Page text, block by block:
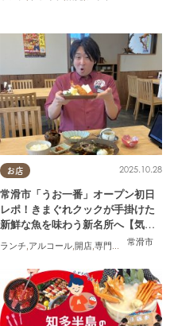
美浜町, 南知多町
,まとめ記事
お店
常滑市
2025.10.28
常滑市「うお一番」オープン初日
レポ！きまぐれクックが手掛けた
新鮮な魚を味わう新名所へ【気に
なるリサーチ#31】
ランチ,アルコール,開店,専門店 気になる